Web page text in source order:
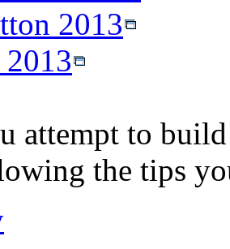
2013
attempt to
the tips